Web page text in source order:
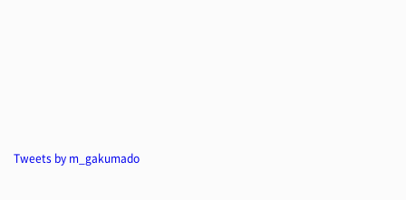
Tweets by m_gakumado